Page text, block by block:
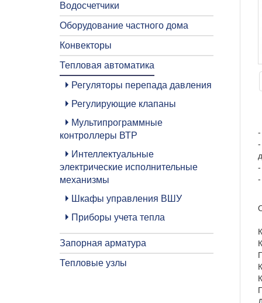
Водосчетчики
Оборудование частного дома
Конвекторы
Тепловая автоматика
Регуляторы перепада давления
Регулирующие клапаны
Мультипрограммные
контроллеры ВТР
Интеллектуальные
электрические исполнительные
механизмы
Шкафы управления ВШУ
Приборы учета тепла
Запорная арматура
Тепловые узлы
-
-